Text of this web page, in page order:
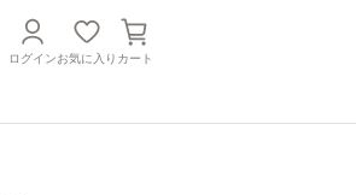
ログインお気に入り カート